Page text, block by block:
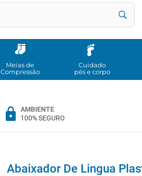
Meias de
Compressão
Cuidado
pés e corpo
AMBIENTE
100% SEGURO
Abaixador De Lingua